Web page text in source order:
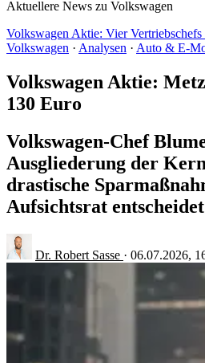
Aktuellere News zu Volkswagen
Volkswagen Aktie: Vier
Volkswagen · Analysen · Auto & E-
Volkswagen Aktie:
130 Euro
Volkswagen-Chef
Ausgliederung der
drastische
Aufsichtsrat
Dr. Robert Sasse · 06.07.2026,